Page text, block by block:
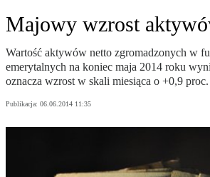
Majowy wzrost
Wartość aktywów netto zgromadzonych w
emerytalnych na koniec maja 2014 roku
oznacza wzrost w skali miesiąca o +0,9 proc.
Publikacja: 06.06.2014 11:35